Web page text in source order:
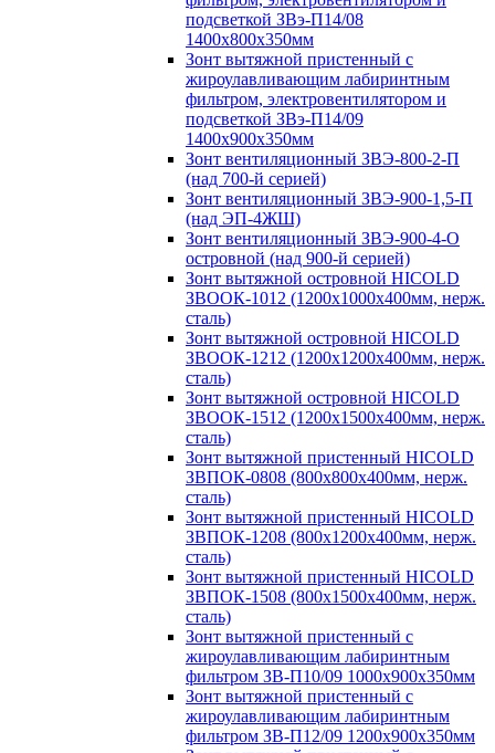
подсветкой ЗВэ-П14/08
1400х800х350мм
Зонт вытяжной пристенный с
жироулавливающим лабиринтным
фильтром, электровентилятором и
подсветкой ЗВэ-П14/09
1400х900х350мм
Зонт вентиляционный ЗВЭ-800-2-П
(над 700-й серией)
Зонт вентиляционный ЗВЭ-900-1,5-П
(над ЭП-4ЖШ)
Зонт вентиляционный ЗВЭ-900-4-О
островной (над 900-й серией)
Зонт вытяжной островной HICOLD
ЗВООК-1012 (1200х1000х400мм, нерж.
сталь)
Зонт вытяжной островной HICOLD
ЗВООК-1212 (1200x1200x400мм, нерж.
сталь)
Зонт вытяжной островной HICOLD
ЗВООК-1512 (1200х1500х400мм, нерж.
сталь)
Зонт вытяжной пристенный HICOLD
ЗВПОК-0808 (800х800х400мм, нерж.
сталь)
Зонт вытяжной пристенный HICOLD
ЗВПОК-1208 (800х1200х400мм, нерж.
сталь)
Зонт вытяжной пристенный HICOLD
ЗВПОК-1508 (800х1500х400мм, нерж.
сталь)
Зонт вытяжной пристенный с
жироулавливающим лабиринтным
фильтром ЗВ-П10/09 1000х900х350мм
Зонт вытяжной пристенный с
жироулавливающим лабиринтным
фильтром ЗВ-П12/09 1200х900х350мм